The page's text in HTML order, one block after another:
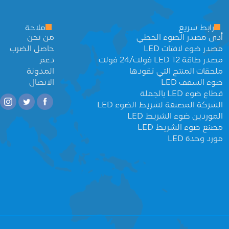
رابط سريع
أدى مصدر الضوء الخطي
مصدر ضوء لافتات LED
مصدر طاقة LED 12 فولت/24 فولت
ملحقات المنتج التي تقودها
ضوء السقف LED
قطاع ضوء LED بالجملة
الشركة المصنعة لشريط الضوء LED
الموردين ضوء الشريط LED
مصنع ضوء الشريط LED
مورد وحدة LED
ملاحة
من نحن
حاصل الضرب
دعم
المدونة
الاتصال